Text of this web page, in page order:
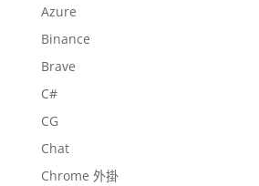
Azure
Binance
Brave
C#
CG
Chat
Chrome 外掛